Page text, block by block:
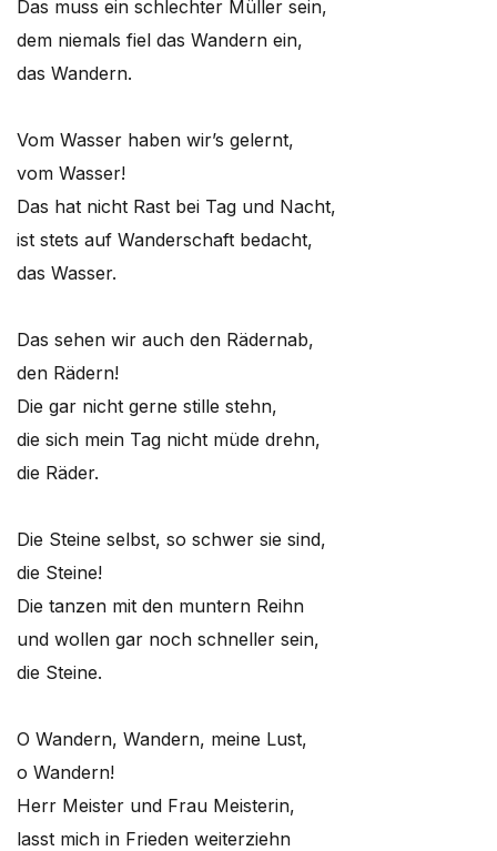
Das muss ein schlechter Müller sein,
dem niemals fiel das Wandern ein,
das Wandern.
Vom Wasser haben wir’s gelernt,
vom Wasser!
Das hat nicht Rast bei Tag und Nacht,
ist stets auf Wanderschaft bedacht,
das Wasser.
Das sehen wir auch den Rädernab,
den Rädern!
Die gar nicht gerne stille stehn,
die sich mein Tag nicht müde drehn,
die Räder.
Die Steine selbst, so schwer sie sind,
die Steine!
Die tanzen mit den muntern Reihn
und wollen gar noch schneller sein,
die Steine.
O Wandern, Wandern, meine Lust,
o Wandern!
Herr Meister und Frau Meisterin,
lasst mich in Frieden weiterziehn